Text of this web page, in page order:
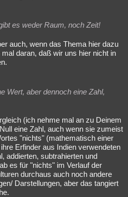
es weder Raum, noch Zeit!
auch, wenn das Thema hier dazu
daran, daß wir uns hier nicht in
Wert, aber dennoch eine Zahl,
(ich nehme mal an zu Deinem
eine Zahl, auch wenn sie zumeist
"nichts" (mathematisch einer
Erfinder aus Indien verwendeten
addierten, subtrahierten und
es für "nichts" im Verlauf der
durchaus auch noch andere
Darstellungen, aber das tangiert